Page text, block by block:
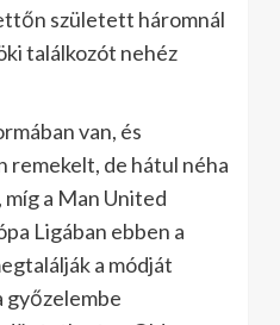
született háromnál
találkozót nehéz
van, és
remekelt, de hátul néha
a Man United
Ligában ebben a
a módját
győzelembe